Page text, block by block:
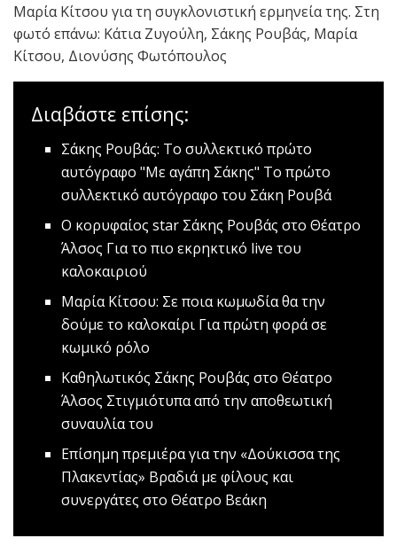
Μαρία Κίτσου για τη συγκλονιστική ερμηνεία της. Στη
φωτό επάνω: Κάτια Ζυγούλη, Σάκης Ρουβάς, Μαρία
Κίτσου, Διονύσης Φωτόπουλος
Διαβάστε επίσης:
Σάκης Ρουβάς: Το συλλεκτικό πρώτο
αυτόγραφο "Με αγάπη Σάκης" Το πρώτο
συλλεκτικό αυτόγραφο του Σάκη Ρουβά
O κορυφαίος star Σάκης Ρουβάς στο Θέατρο
Άλσος Για το πιο εκρηκτικό live του
καλοκαιριού
Μαρία Κίτσου: Σε ποια κωμωδία θα την
δούμε το καλοκαίρι Για πρώτη φορά σε
κωμικό ρόλο
Καθηλωτικός Σάκης Ρουβάς στο Θέατρο
Άλσος Στιγμιότυπα από την αποθεωτική
συναυλία του
Επίσημη πρεμιέρα για την «Δούκισσα της
Πλακεντίας» Βραδιά με φίλους και
συνεργάτες στο Θέατρο Βεάκη